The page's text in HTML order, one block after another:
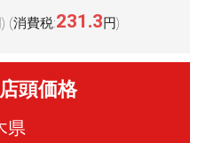
) (消費税:231.3円)
頭価格
県